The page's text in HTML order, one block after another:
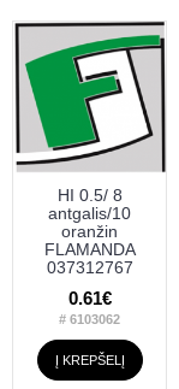
HI 0.5/ 8
antgalis/10
oranžin
FLAMANDA
037312767
0.61€
# 6103062
Į KREPŠELĮ